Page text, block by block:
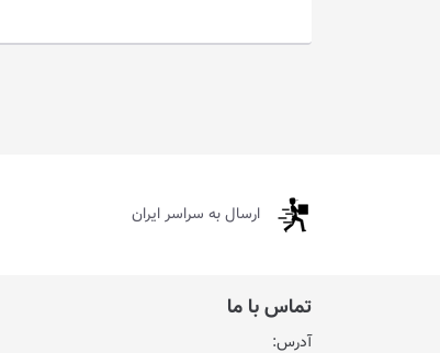
ارسال به سراسر ایران
تماس با ما
آدرس: